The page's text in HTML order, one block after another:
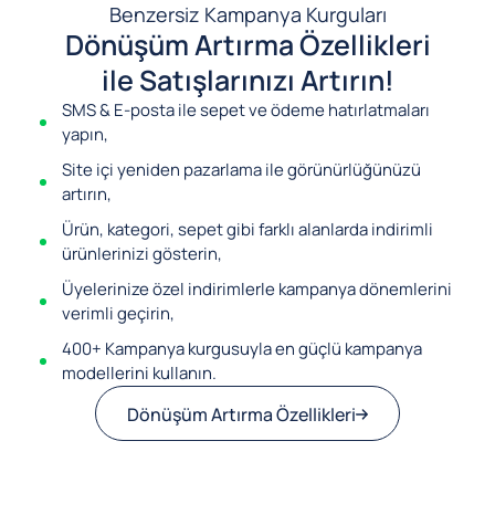
Benzersiz Kampanya Kurguları
Dönüşüm Artırma Özellikleri
ile Satışlarınızı Artırın!
SMS & E-posta ile sepet ve ödeme hatırlatmaları
yapın,
Site içi yeniden pazarlama ile görünürlüğünüzü
artırın,
Ürün, kategori, sepet gibi farklı alanlarda indirimli
ürünlerinizi gösterin,
Üyelerinize özel indirimlerle kampanya dönemlerini
verimli geçirin,
400+ Kampanya kurgusuyla en güçlü kampanya
modellerini kullanın.
Dönüşüm Artırma Özellikleri